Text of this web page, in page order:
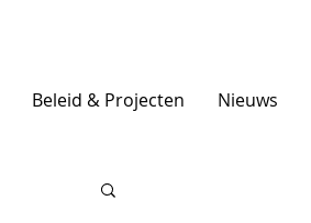
Beleid & Projecten Nieuws